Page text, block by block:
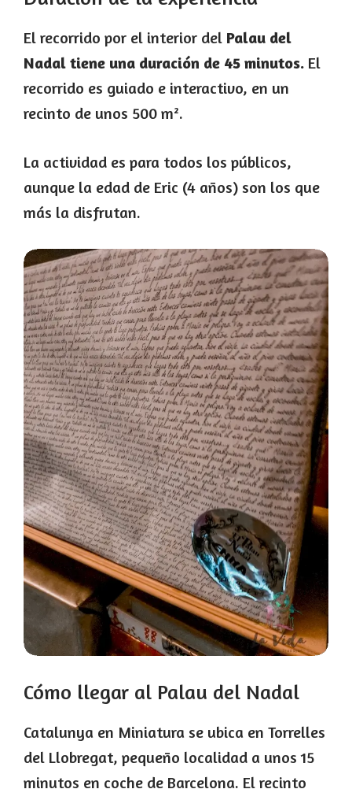
El recorrido por el interior del Palau del
Nadal tiene una duración de 45 minutos. El
recorrido es guiado e interactivo, en un
recinto de unos 500 m².
La actividad es para todos los públicos,
aunque la edad de Eric (4 años) son los que
más la disfrutan.
Cómo llegar al Palau del Nadal
Catalunya en Miniatura se ubica en Torrelles
del Llobregat, pequeño localidad a unos 15
minutos en coche de Barcelona. El recinto